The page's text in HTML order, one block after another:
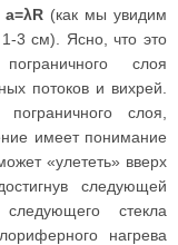
a=λR (как мы увидим
3 см). Ясно, что это
слоя
потоков и вихрей.
слоя,
имеет понимание
«улететь» вверх
следующей
стекла
нагрева